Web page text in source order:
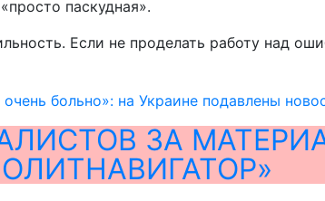
паскудная».
Если не проделать работу над
больно»: на Украине подавлены
ЗА